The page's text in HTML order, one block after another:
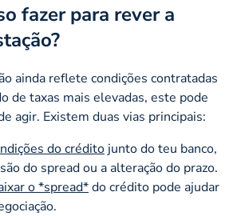
fazer para rever a
ainda reflete condições contratadas
de taxas mais elevadas, este pode
agir. Existem duas vias principais:
do crédito junto do teu banco,
do spreadou a alteração do prazo.
o *spread*do crédito pode ajudar